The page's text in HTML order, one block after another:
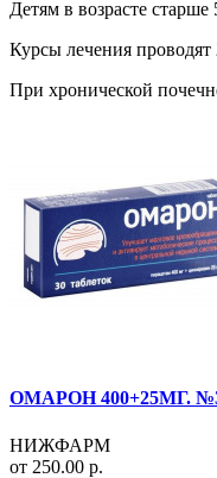
Детям в возрасте
Курсы лечения проводят
При хронической
ОМАРОН 400+25МГ.
НИЖФАРМ
от 250.00 р.